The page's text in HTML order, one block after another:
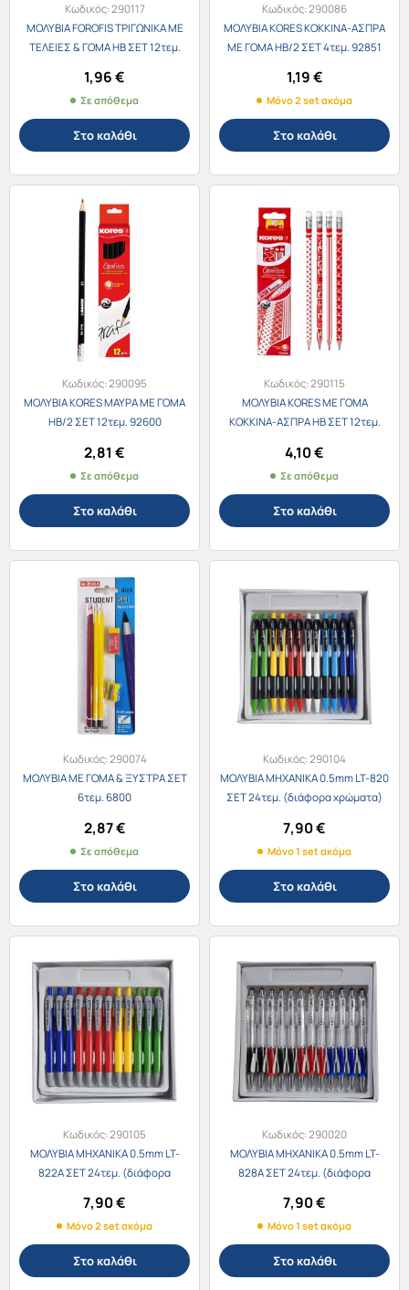
Κωδικός:290117
ΜΟΛΥΒΙΑ FOROFIS ΤΡΙΓΩΝΙΚΑ ΜΕ
ΤΕΛΕΙΕΣ & ΓΟΜΑ ΗΒ ΣΕΤ 12τεμ.
1,96€
Σε απόθεμα
Στο καλάθι
Κωδικός:290086
ΜΟΛΥΒΙΑ KORES ΚΟΚΚΙΝΑ-ΑΣΠΡΑ
ΜΕ ΓΟΜΑ ΗΒ/2 ΣΕΤ 4τεμ. 92851
1,19€
Μόνο 2 set ακόμα
Στο καλάθι
Κωδικός:290095
ΜΟΛΥΒΙΑ KORES ΜΑΥΡΑ ΜΕ ΓΟΜΑ
ΗΒ/2 ΣΕΤ 12τεμ. 92600
2,81 €
Σε απόθεμα
Στο καλάθι
Κωδικός:290115
ΜΟΛΥΒΙΑ KORES ΜΕ ΓΟΜΑ
ΚΟΚΚΙΝΑ-ΑΣΠΡΑ ΗΒ ΣΕΤ 12τεμ.
4,10€
Σε απόθεμα
Στο καλάθι
Κωδικός:290074
ΜΟΛΥΒΙΑ ΜΕ ΓΟΜΑ & ΞΥΣΤΡΑ ΣΕΤ
6τεμ. 6800
2,87€
Σε απόθεμα
Στο καλάθι
Κωδικός:290104
ΜΟΛΥΒΙΑ ΜΗΧΑΝΙΚΑ 0.5mm LT-820
ΣΕΤ 24τεμ. (διάφορα χρώματα)
7,90€
Μόνο 1 set ακόμα
Στο καλάθι
Κωδικός:290105
ΜΟΛΥΒΙΑ ΜΗΧΑΝΙΚΑ 0.5mm LT-
822A ΣΕΤ 24τεμ. (διάφορα
7,90€
Μόνο 2 set ακόμα
Στο καλάθι
Κωδικός:290020
ΜΟΛΥΒΙΑ ΜΗΧΑΝΙΚΑ 0.5mm LT-
828A ΣΕΤ 24τεμ. (διάφορα
7,90€
Μόνο 1 set ακόμα
Στο καλάθι